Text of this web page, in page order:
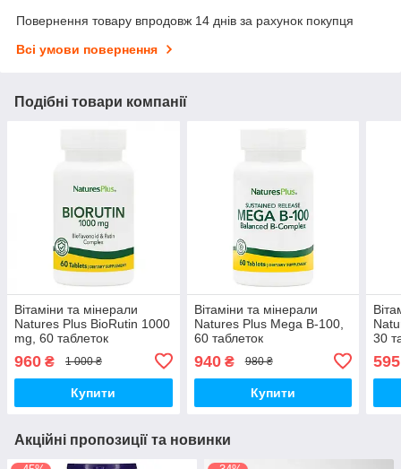
Повернення товару впродовж 14 днів за рахунок покупця
Всі умови повернення
Подібні товари компанії
Вітаміни та мінерали
Natures Plus BioRutin 1000
mg, 60 таблеток
960 ₴ 1 000 ₴
Купити
Вітаміни та мінерали
Natures Plus Mega B-100,
60 таблеток
940₴ 980 ₴
Купити
30
595
Акційні пропозиції та новинки